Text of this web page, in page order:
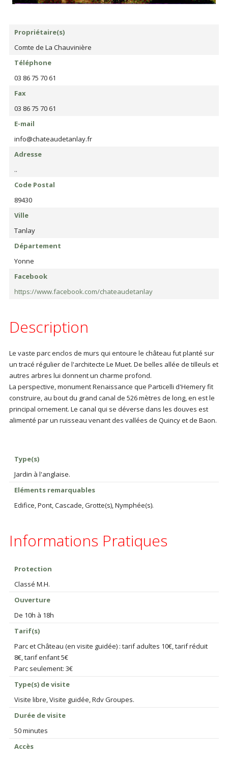
Propriétaire(s)
Comte de La Chauvinière
Téléphone
03 86 75 70 61
Fax
03 86 75 70 61
E-mail
info@chateaudetanlay.fr
Adresse
..
Code Postal
89430
Ville
Tanlay
Département
Yonne
Facebook
https://www.facebook.com/chateaudetanlay
Description
Le vaste parc enclos de murs qui entoure le château fut planté sur
un tracé régulier de l'architecte Le Muet. De belles allée de tilleuls et
autres arbres lui donnent un charme profond.
La perspective, monument Renaissance que Particelli d'Hemery fit
construire, au bout du grand canal de 526 mètres de long, en est le
principal ornement. Le canal qui se déverse dans les douves est
alimenté par un ruisseau venant des vallées de Quincy et de Baon.
Type(s)
Jardin à l'anglaise.
Eléments remarquables
Edifice, Pont, Cascade, Grotte(s), Nymphée(s).
Informations Pratiques
Protection
Classé M.H.
Ouverture
De 10h à 18h
Tarif(s)
Parc et Château (en visite guidée) : tarif adultes 10€, tarif réduit
8€, tarif enfant 5€
Parc seulement: 3€
Type(s) de visite
Visite libre, Visite guidée, Rdv Groupes.
Durée de visite
50 minutes
Accès